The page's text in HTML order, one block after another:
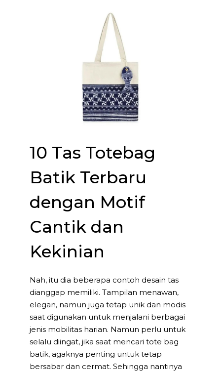
10 Tas Totebag
Batik Terbaru
dengan Motif
Cantik dan
Kekinian
Nah, itu dia beberapa contoh desain tas
dianggap memiliki. Tampilan menawan,
elegan, namun juga tetap unik dan modis
saat digunakan untuk menjalani berbagai
jenis mobilitas harian. Namun perlu untuk
selalu diingat, jika saat mencari tote bag
batik, agaknya penting untuk tetap
bersabar dan cermat. Sehingga nantinya